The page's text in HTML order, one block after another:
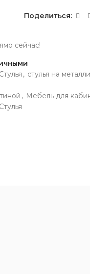
Поделиться:
сейчас!
Стулья , стулья на
, Мебель для
Стулья